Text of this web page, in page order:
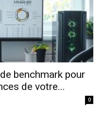
benchmark pour
de votre...
0